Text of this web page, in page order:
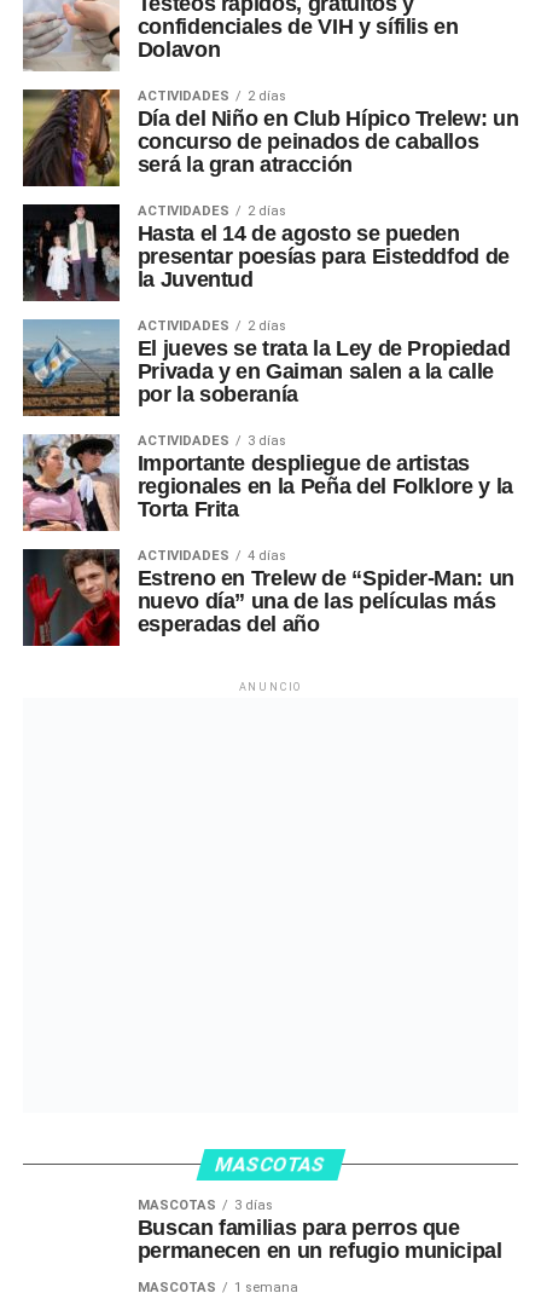
confidenciales de VIH y sífilis en
Dolavon
ACTIVIDADES 2 días
Día del Niño en Club Hípico Trelew: un
concurso de peinados de caballos
será la gran atracción
ACTIVIDADES 2 días
Hasta el 14 de agosto se pueden
presentar poesías para Eisteddfod de
la Juventud
ACTIVIDADES 2 días
El jueves se trata la Ley de Propiedad
Privada y en Gaiman salen a la calle
por la soberanía
ACTIVIDADES 3 días
Importante despliegue de artistas
regionales en la Peña del Folklore y la
Torta Frita
ACTIVIDADES 4 días
Estreno en Trelew de “Spider-Man: un
nuevo día” una de las películas más
esperadas del año
ANUNCIO
MASCOTAS
MASCOTAS 3 días
Buscan familias para perros que
permanecen en un refugio municipal
MASCOTAS 1 semana